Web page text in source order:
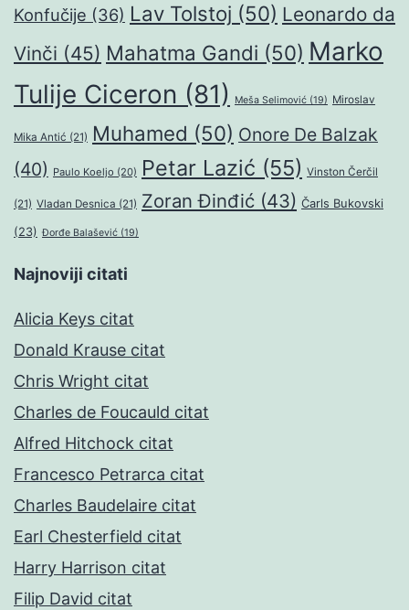
Konfučije (36) Lav Tolstoj (50) Leonardo da
Vinči (45) Mahatma Gandi (50) Marko
Tulije Ciceron (81) Meša Selimović (19) Miroslav
Mika Antić (21) Muhamed (50) Onore De Balzak
(40) Paulo Koeljo (20) Petar Lazić (55) Vinston Čerčil
(21) Vladan Desnica (21) Zoran Đinđić (43) Čarls Bukovski
(23) Đorđe Balašević (19)
Najnoviji citati
Alicia Keys citat
Donald Krause citat
Chris Wright citat
Charles de Foucauld citat
Alfred Hitchock citat
Francesco Petrarca citat
Charles Baudelaire citat
Earl Chesterfield citat
Harry Harrison citat
Filip David citat